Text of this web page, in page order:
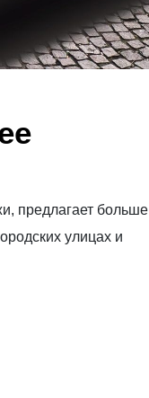
предлагает больше
улицах и